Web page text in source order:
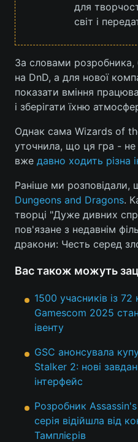
Відео з Youtube
Архів
Послуги
Тема оформлення
для
світ і
За словами розробника,
на DnD, а для нової
показати вміння
і зберігати їхню
Однак сама Wizards of
уточнила, що ця гра -
вже давно ходить різна
Раніше ми розповідали,
Dungeons and Dragons.
творці "Дуже дивних
пов'язане з недавнім
дракони: Честь серед
Вас також можуть
1500 учасників із 72
Gamescom 2025
івенту
GSC анонсувала
Stalker 2: нові
інтерфейс
Розробник
серія відійшла від
Тамплієрів